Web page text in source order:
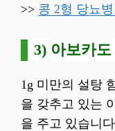
>> 콩 2형 당뇨
3) 아보카도
1g 미만의 설탕
을 갖추고 있는
을 주고 있습니